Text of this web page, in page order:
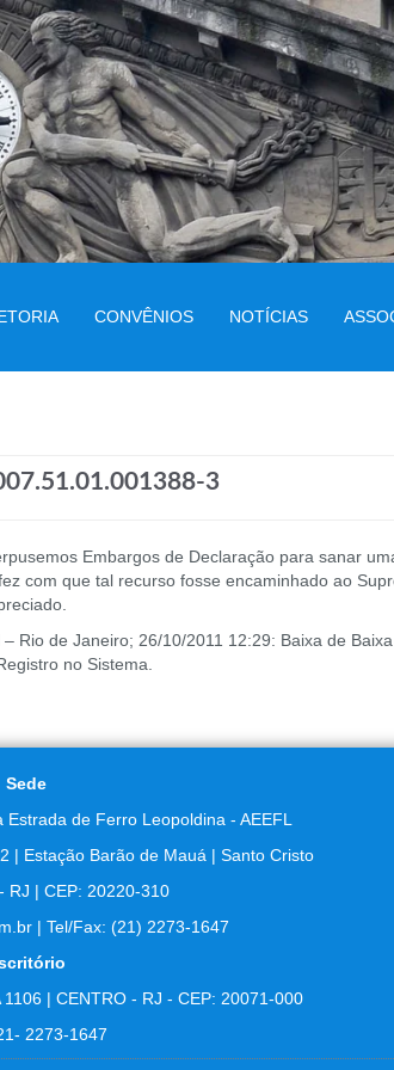
CONVÊNIOS NOTÍCIAS
3
Embargos de Declaração para sanar
com que tal recurso fosse encaminhado ao
de Janeiro; 26/10/2011 12:29: Baixa de
no Sistema.
Sede
de Ferro Leopoldina - AEEFL
| Estação Barão de Mauá | Santo Cristo
RJ | CEP: 20220-310
| Tel/Fax: (21) 2273-1647
| CENTRO - RJ - CEP: 20071-000
2273-1647